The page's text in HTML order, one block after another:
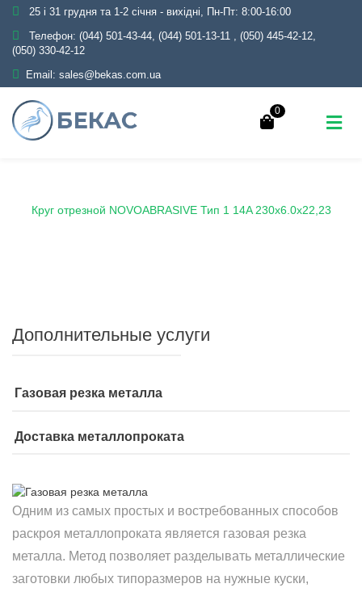
25 і 31 грудня та 1-2 січня - вихідні, Пн-Пт: 8:00-16:00
Телефон: (044) 501-43-44, (044) 501-13-11 , (050) 445-42-12,
(050) 330-42-12
Email: sales@bekas.com.ua
0
Круг отрезной NOVOABRASIVE Тип 1 14A 230x6.0x22,23
Дополнительные услуги
Газовая резка металла
Доставка металлопроката
Одним из самых простых и востребованных способов
раскроя металлопроката является газовая резка
металла. Метод позволяет разделывать металлические
заготовки любых типоразмеров на нужные куски,